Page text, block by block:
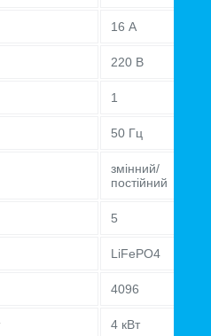
16 А
220 В
1
50 Гц
змінний/
постійний
5
LiFePO4
4096
4 кВт